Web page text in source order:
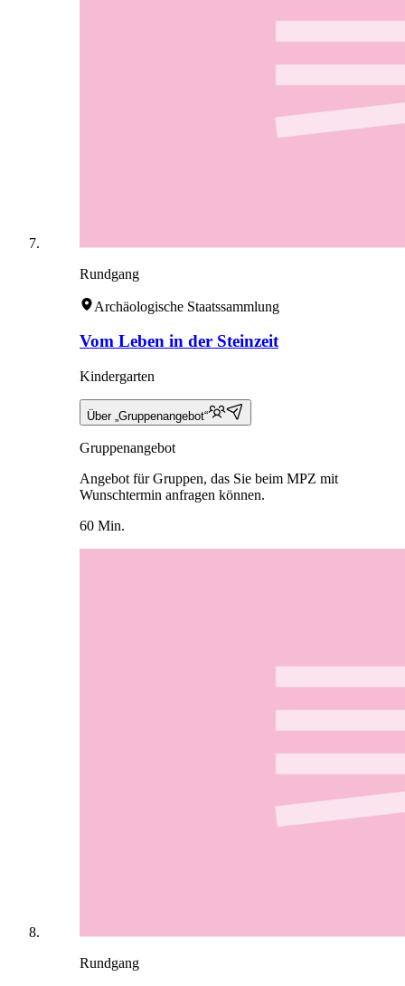
Rundgang
Archäologische Staatssammlung
Vom Leben in der Steinzeit
Kindergarten
Über „Gruppenangebot“
Gruppenangebot
Angebot für Gruppen, das Sie beim MPZ mit
Wunschtermin anfragen können.
60 Min.
Rundgang